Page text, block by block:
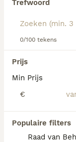
Trefwoord
0/100 tekens
Prijs
Min Prijs
€
Populaire filters
Raad van
over dit hondenras.
We hebben
Als je
exacte
FAQ's